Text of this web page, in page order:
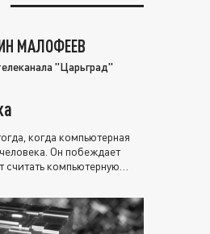
МАЛОФЕЕВ
"Царьград"
когда компьютерная
Он побеждает
считать компьютерную